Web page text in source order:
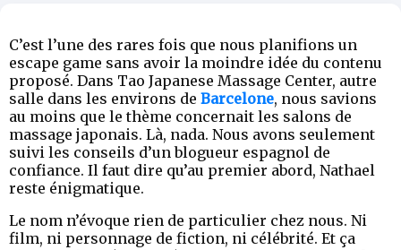
C’est l’une des rares fois que nous planifions un
escape game sans avoir la moindre idée du contenu
proposé. Dans Tao Japanese Massage Center, autre
salle dans les environs de Barcelone, nous savions
au moins que le thème concernait les salons de
massage japonais. Là, nada. Nous avons seulement
suivi les conseils d’un blogueur espagnol de
confiance. Il faut dire qu’au premier abord, Nathael
reste énigmatique.
Le nom n’évoque rien de particulier chez nous. Ni
film, ni personnage de fiction, ni célébrité. Et ça